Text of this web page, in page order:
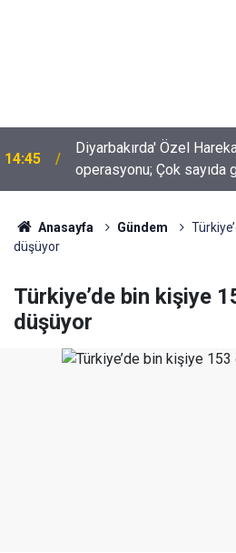
operasyonu; Çok sayıda
10:02
İYİ Partili Uz açıkladı;
var?
Anasayfa Gündem
düşüyor
Türkiye’de bin kişiye
düşüyor